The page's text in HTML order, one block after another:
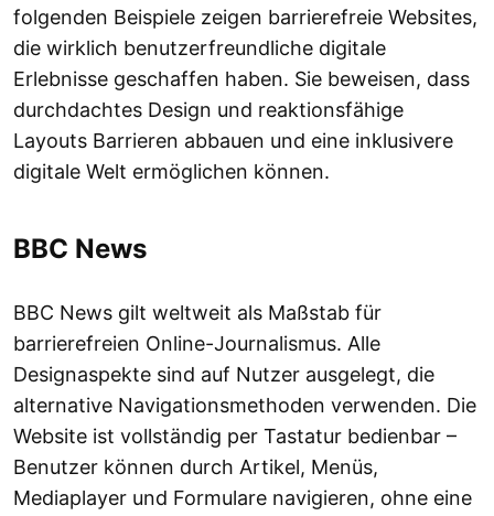
folgenden Beispiele zeigen barrierefreie Websites,
die wirklich benutzerfreundliche digitale
Erlebnisse geschaffen haben. Sie beweisen, dass
durchdachtes Design und reaktionsfähige
Layouts Barrieren abbauen und eine inklusivere
digitale Welt ermöglichen können.
BBC News
BBC News gilt weltweit als Maßstab für
barrierefreien Online-Journalismus. Alle
Designaspekte sind auf Nutzer ausgelegt, die
alternative Navigationsmethoden verwenden. Die
Website ist vollständig per Tastatur bedienbar –
Benutzer können durch Artikel, Menüs,
Mediaplayer und Formulare navigieren, ohne eine